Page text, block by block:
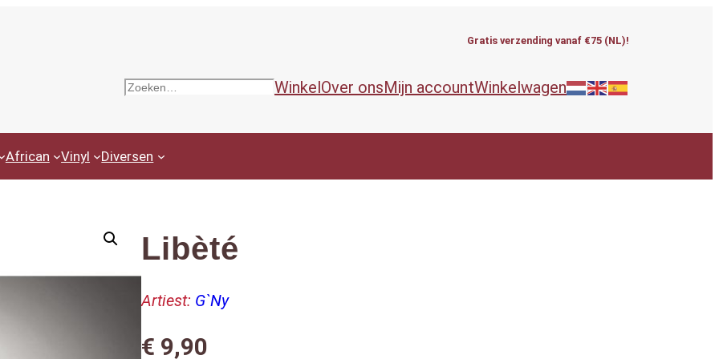
Gratis verzending vanaf €75 (NL)!
Zoeken WinkelOver onsMijn accountWinkelwagen
African Vinyl Diversen
Libèté
Artiest: G`Ny
€ 9,90